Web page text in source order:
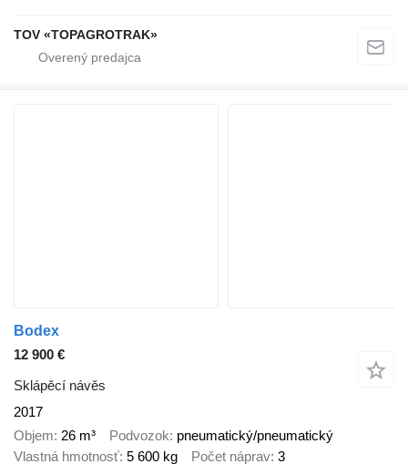
TOV «TOPAGROTRAK»
Bodex
12 900 €
Sklápěcí návěs
2017
Objem 26 m³ Podvozok pneumatický/pneumatický
Vlastná hmotnosť 5 600 kg Počet náprav 3